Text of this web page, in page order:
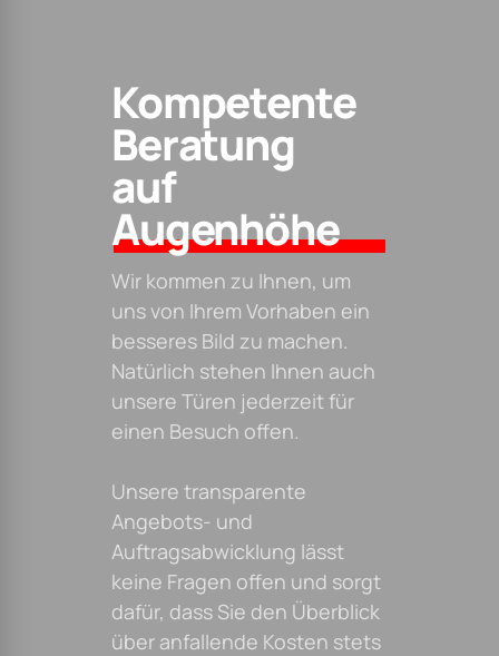
Kompetente
Beratung
auf
Augenhöhe
Wir kommen zu Ihnen, um
uns von Ihrem Vorhaben ein
besseres Bild zu machen.
Natürlich stehen Ihnen auch
unsere Türen jederzeit für
einen Besuch offen.
Unsere transparente
Angebots- und
Auftragsabwicklung lässt
keine Fragen offen und sorgt
dafür, dass Sie den Überblick
über anfallende Kosten stets